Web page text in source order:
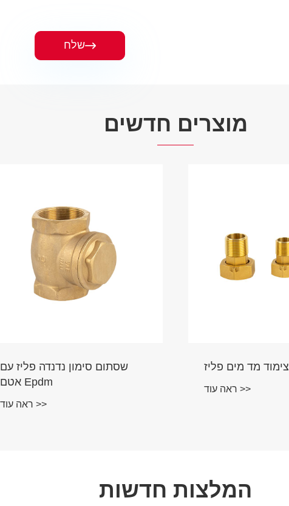
שלח
מוצרים חדשים
שסתום סימון נדנדה פליז עם
אטם Epdm
ראה עוד >>
צימוד מד מים פליז
ראה עוד >>
המלצות חדשות